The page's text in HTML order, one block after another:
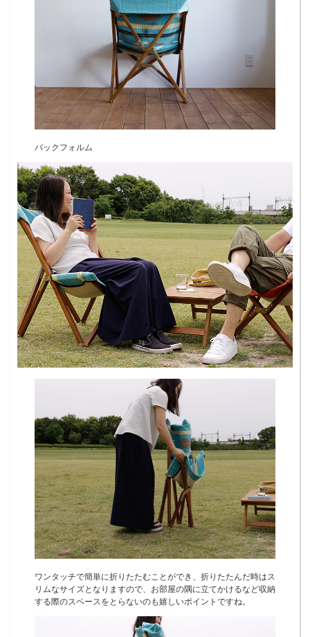
バックフォルム
ワンタッチで簡単に折りたたむことができ、折りたたんだ時はス
リムなサイズとなりますので、お部屋の隅に立てかけるなど収納
する際のスペースをとらないのも嬉しいポイントですね。